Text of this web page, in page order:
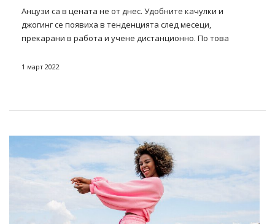
Анцузи са в цената не от днес. Удобните качулки и
джогинг се появиха в тенденцията след месеци,
прекарани в работа и учене дистанционно. По това
черпейки вдъхновение от домашните костюми. В днешно
Кои от тях е най-добре да добавите към вашите
предложения за следващите месеци? Разгледайте
нашата
офертаиspodni dresowych !
Суитчъри на едро – какво ще
работи през пролетта на 2022 г.?
1 март 2022